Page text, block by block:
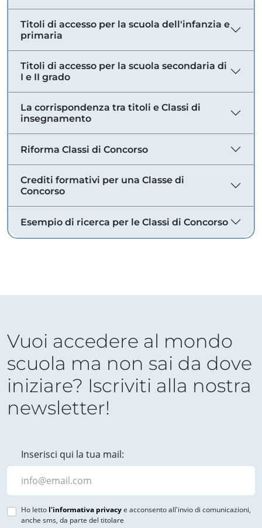
Titoli di accesso per la scuola dell'infanzia e
primaria
Titoli di accesso per la scuola secondaria di
I e II grado
La corrispondenza tra titoli e Classi di
insegnamento
Riforma Classi di Concorso
Crediti formativi per una Classe di
Concorso
Esempio di ricerca per le Classi di Concorso
Vuoi accedere al mondo
scuola ma non sai da dove
iniziare? Iscriviti alla nostra
newsletter!
Inserisci qui la tua mail:
Ho letto l'informativa privacye acconsento all'invio di comunicazioni,
anche sms, da parte del titolare